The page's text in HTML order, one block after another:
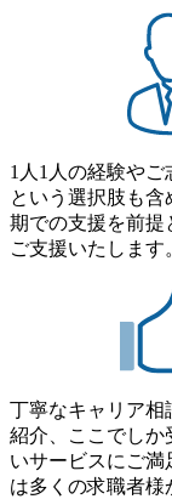
った社会課題や
事例などを基に
みを行うプロフ
象となるポジシ
(調達改革・設備
流改革/需給プロセ
プロセス分析・AI
Consultant職)≪東
プンポジション)
どはなく、個別
りの拘束時間は1
※1次面接と最終
おりますが、調
ン 書類選考通過者
仕事内容からお
ルティングにご
にはWebテスト
日までにプログ
ム : 8月29日(土
・プログラム期間
ェクトのご紹介
・10月17日(土)開
す ※ご都合が合
ラインまたはオ
募となります。
たしかねますの
歴を2年以上お持
ポジションに応
ネスレベルの方
試験N1またはそ
力)
1人1人の経験やご
という選択肢も
期での支援を前提
ご支援いたします
丁寧なキャリア相
紹介、ここでしか
いサービスにご満
は多くの求職者様